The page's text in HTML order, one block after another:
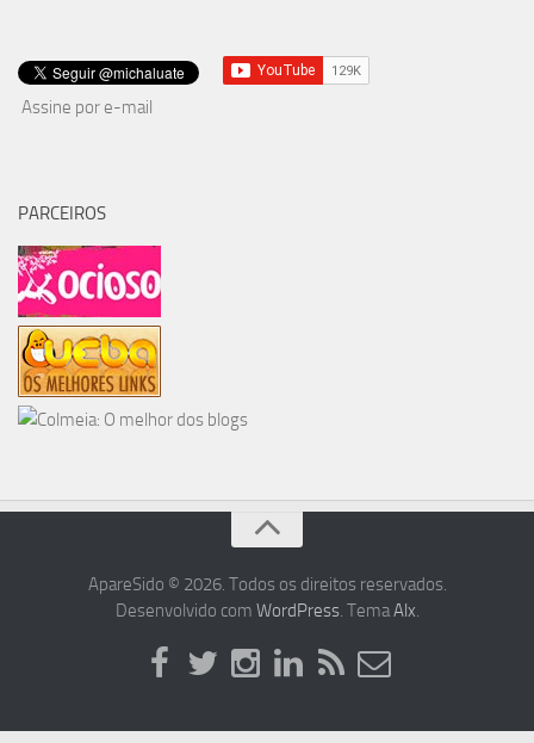
Assine por e-mail
PARCEIROS
ApareSido © 2026. Todos os direitos reservados.
Desenvolvido com WordPress. TemaAlx.